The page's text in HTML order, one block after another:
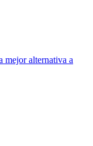
alternativa a